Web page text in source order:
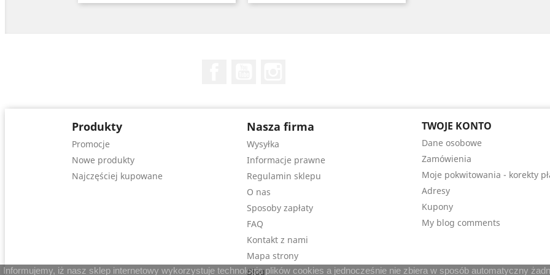
Produkty
Promocje
Nowe produkty
Najczęściej kupowane
Nasza firma
Wysyłka
Informacje prawne
Regulamin sklepu
O nas
Sposoby zapłaty
FAQ
Kontakt z nami
Mapa strony
Blog
TWOJE KONTO
Dane osobowe
Zamówienia
Moje pokwitowania - korekty
Adresy
Kupony
My blog comments
Informujemy, iż nasz sklep internetowy wykorzystuje technologię plików cookies a jednocześnie nie zbiera w sposób automatyczny